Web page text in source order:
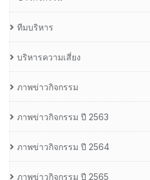
ทีมบริหาร
บริหารความเสี่ยง
ภาพข่าวกิจกรรม
ภาพข่าวกิจกรรม ปี 2563
ภาพข่าวกิจกรรม ปี 2564
ภาพข่าวกิจกรรม ปี 2565